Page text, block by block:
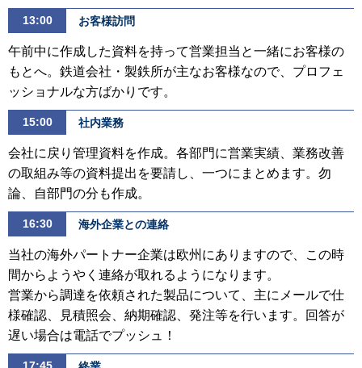
13:00 お客様訪問
午前中に作成した資料を持って営業担当と一緒にお客様の
もとへ。鉄道会社・製鉄所が主なお客様なので、プロフェ
ッショナルな方ばかりです。
15:00 社内業務
会社に戻り管理資料を作成。各部門に営業実績、業務改善
の取組み等の資料提出を要請し、一つにまとめます。勿
論、自部門の分も作成。
16:30 海外企業との連絡
当社の海外パートナー企業は欧州にありますので、この時
間からようやく連絡が取れるようになります。
営業から調達を依頼された製品について、主にメールで仕
様確認、見積照会、納期確認、発注等を行います。回答が
遅い場合は電話でプッシュ！